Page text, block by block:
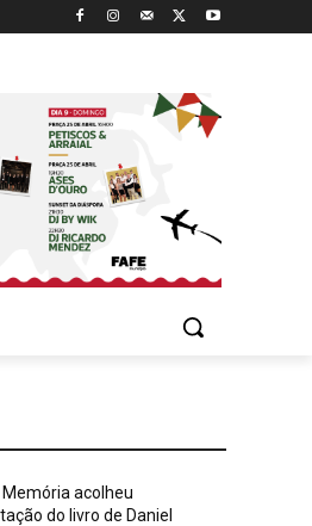
Memória acolheu
do livro de Daniel